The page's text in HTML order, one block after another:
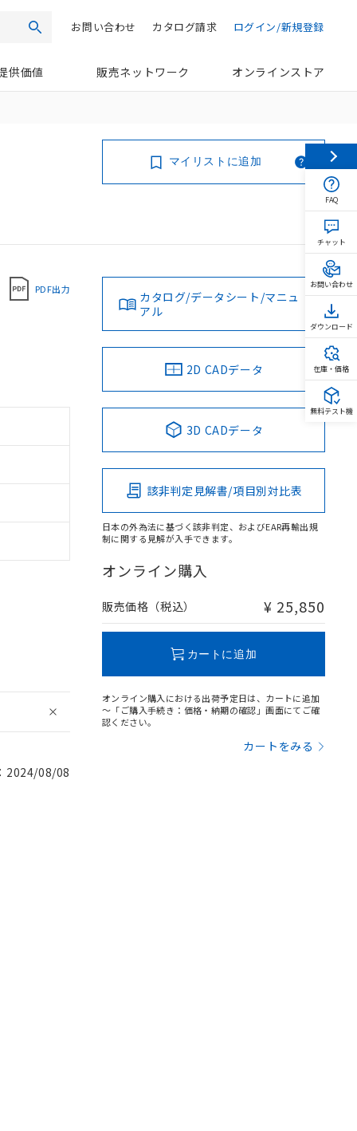
検索 ログイン/新規登録
カタログ請求
お問い合わせ
供価値 販売ネットワーク オンラインストア
マイリストに追加
PDF出力
2024/08/08
カタログ/データシート/マニュ
アル
2D CADデータ
3D CADデータ
該非判定見解書/項目別対比表
日本の外為法に基づく該非判定、およびEAR再輸出規
制に関する見解が入手できます。
オンライン購入
販売価格（税込） ¥ 25,850
カートに追加
オンライン購入における出荷予定日は、カートに追加
～「ご購入手続き：価格・納期の確認」画面にてご確
認ください。
カートをみる
です。
です。
ず変更すること
FAQ
チャット
お問い合わせ
ダウンロード
在庫・価格
無料テスト機